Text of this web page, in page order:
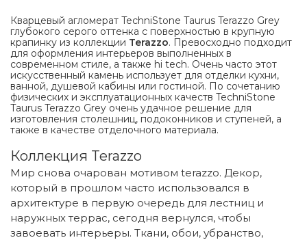
Кварцевый агломерат TechniStone Taurus Terazzo Grey
глубокого серого оттенка с поверхностью в крупную
крапинку из коллекции Terazzo. Превосходно подходит
для оформления интерьеров выполненных в
современном стиле, а также hi tech. Очень часто этот
искусственный камень использует для отделки кухни,
ванной, душевой кабины или гостиной. По сочетанию
физических и эксплуатационных качеств TechniStone
Taurus Terazzo Grey очень удачное решение для
изготовления столешниц, подоконников и ступеней, а
также в качестве отделочного материала.
Коллекция Terazzo
Мир снова очарован мотивом terazzo. Декор,
который в прошлом часто использовался в
архитектуре в первую очередь для лестниц и
наружных террас, сегодня вернулся, чтобы
завоевать интерьеры. Ткани, обои, убранство,